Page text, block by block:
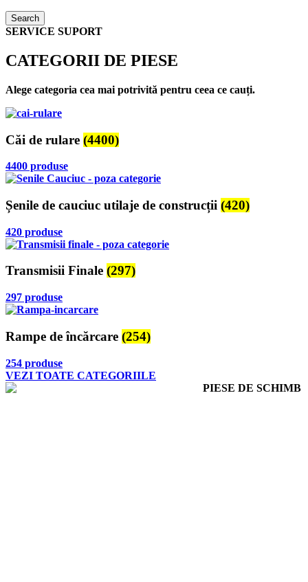
Search
SERVICE SUPORT
CATEGORII DE PIESE
Alege categoria cea mai potrivită pentru ceea ce cauți.
Căi de rulare (4400)
4400 produse
Șenile de cauciuc utilaje de construcții (420)
420 produse
Transmisii Finale (297)
297 produse
Rampe de încărcare (254)
254 produse
VEZI TOATE CATEGORIILE